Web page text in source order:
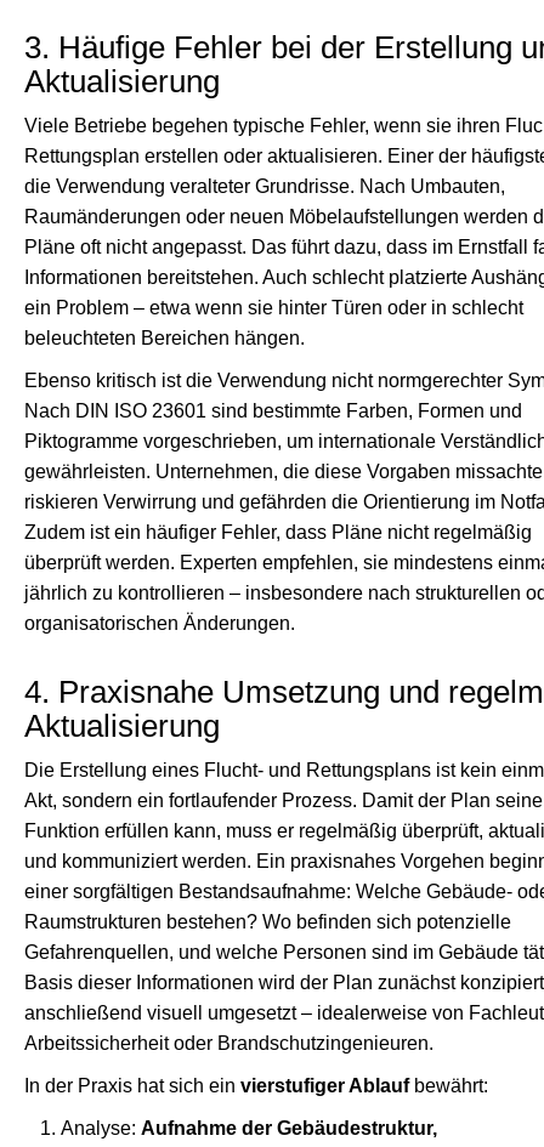
3. Häufige Fehler bei der Erstellung
Aktualisierung
Viele Betriebe begehen typische Fehler, wenn sie ihren
Rettungsplan erstellen oder aktualisieren. Einer der
die Verwendung veralteter Grundrisse. Nach Umbauten,
Raumänderungen oder neuen Möbelaufstellungen werden
Pläne oft nicht angepasst. Das führt dazu, dass im Ernstfall
Informationen bereitstehen. Auch schlecht platzierte
ein Problem – etwa wenn sie hinter Türen oder in schlecht
beleuchteten Bereichen hängen.
Ebenso kritisch ist die Verwendung nicht normgerechter
Nach DIN ISO 23601 sind bestimmte Farben, Formen und
Piktogramme vorgeschrieben, um internationale
gewährleisten. Unternehmen, die diese Vorgaben
riskieren Verwirrung und gefährden die Orientierung im
Zudem ist ein häufiger Fehler, dass Pläne nicht regelmäßig
überprüft werden. Experten empfehlen, sie mindestens
jährlich zu kontrollieren – insbesondere nach strukturellen
organisatorischen Änderungen.
4. Praxisnahe Umsetzung und
Aktualisierung
Die Erstellung eines Flucht- und Rettungsplans ist kein
Akt, sondern ein fortlaufender Prozess. Damit der Plan seine
Funktion erfüllen kann, muss er regelmäßig überprüft,
und kommuniziert werden. Ein praxisnahes Vorgehen
einer sorgfältigen Bestandsaufnahme: Welche Gebäude-
Raumstrukturen bestehen? Wo befinden sich potenzielle
Gefahrenquellen, und welche Personen sind im Gebäude
Basis dieser Informationen wird der Plan zunächst
anschließend visuell umgesetzt – idealerweise von
Arbeitssicherheit oder Brandschutzingenieuren.
In der Praxis hat sich ein vierstufiger Ablaufbewährt:
Analyse: Aufnahme der Gebäudestruktur,